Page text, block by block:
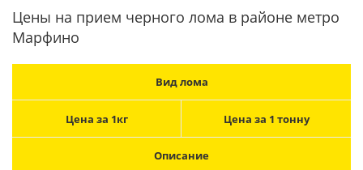
Цены на прием черного лома в районе метро
Марфино
Вид лома
Цена за 1кг Цена за 1 тонну
Описание